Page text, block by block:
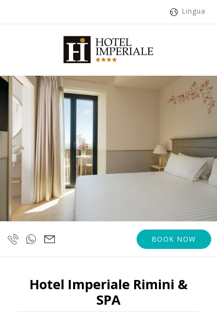
Lingua
BOOK NOW
Hotel Imperiale Rimini &
SPA